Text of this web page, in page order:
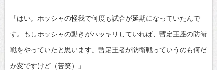
「はい。ホッシャの怪我で何度も試合が延期になっていたんで
す。もしホッシャの動きがハッキリしていれば、暫定王座の防衛
戦をやっていたと思います。暫定王者が防衛戦っていうのも何だ
か変ですけど（苦笑）」